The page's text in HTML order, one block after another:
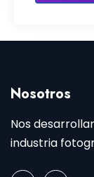
Nosotros
Nos
industria